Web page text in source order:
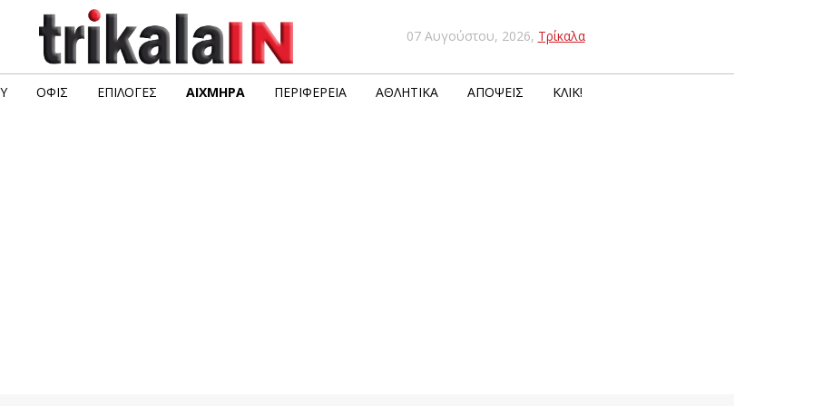
07 Αυγούστου, 2026, Τρίκαλα
ΟΦΙΣ ΕΠΙΛΟΓΈΣ ΑΙΧΜΗΡΆ ΠΕΡΙΦΈΡΕΙΑ ΑΘΛΗΤΙΚΆ ΑΠΌΨΕΙΣ ΚΛΙΚ!